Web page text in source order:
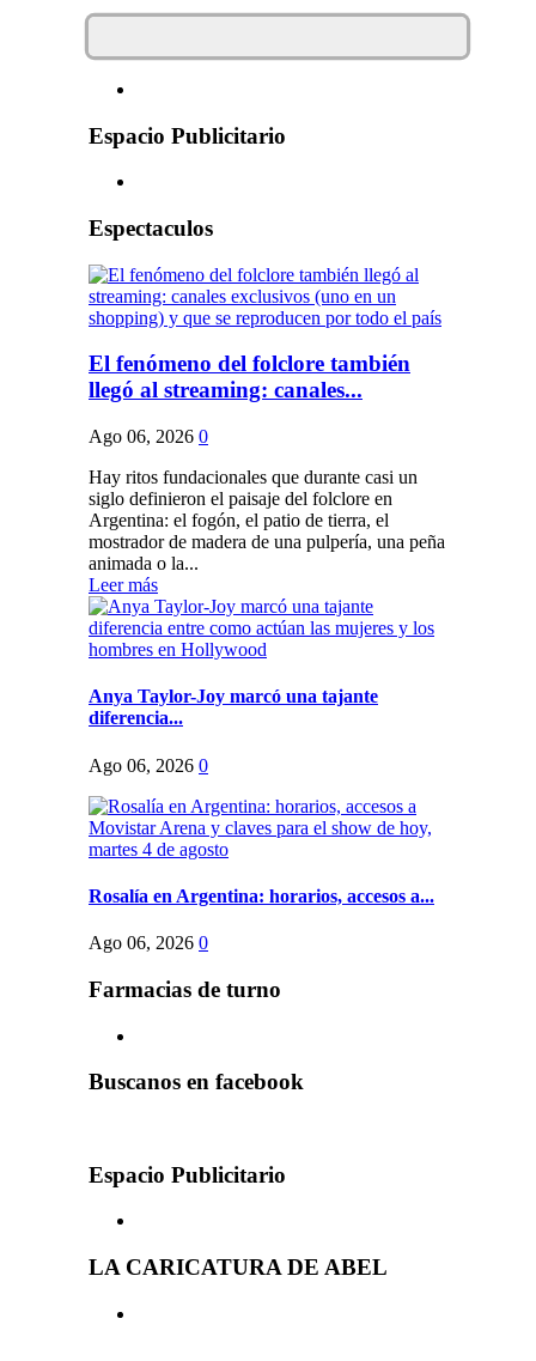
Espacio Publicitario
Espectaculos
El fenómeno del folclore también
llegó al streaming: canales...
Ago 06, 2026 0
Hay ritos fundacionales que durante casi un
siglo definieron el paisaje del folclore en
Argentina: el fogón, el patio de tierra, el
mostrador de madera de una pulpería, una peña
animada o la...
Leer más
Anya Taylor-Joy marcó una tajante
diferencia...
Ago 06, 2026 0
Rosalía en Argentina: horarios, accesos a...
Ago 06, 2026 0
Farmacias de turno
Buscanos en facebook
Espacio Publicitario
LA CARICATURA DE ABEL